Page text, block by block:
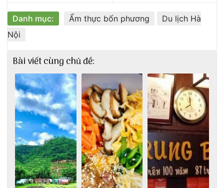
Danh mục: Ẩm thực bốn phương
Du lịch Hà
Nội
Bài viết cùng chủ đề: